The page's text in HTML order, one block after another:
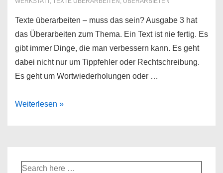
Texte überarbeiten – muss das sein? Ausgabe 3 hat
das Überarbeiten zum Thema. Ein Text ist nie fertig. Es
gibt immer Dinge, die man verbessern kann. Es geht
dabei nicht nur um Tippfehler oder Rechtschreibung.
Es geht um Wortwiederholungen oder …
Texte
Weiterlesen »
Suche